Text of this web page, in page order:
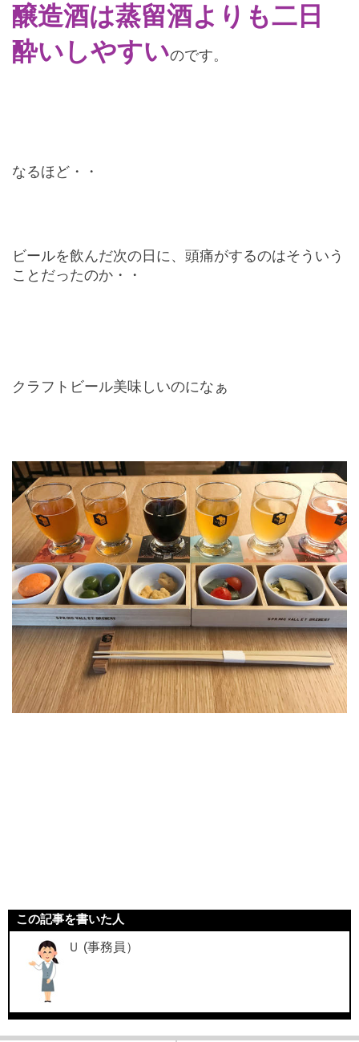
醸造酒は蒸留酒よりも二日
酔いしやすいのです。
なるほど・・
ビールを飲んだ次の日に、頭痛がするのはそういう
ことだったのか・・
クラフトビール美味しいのになぁ
この記事を書いた人
Ｕ (事務員）